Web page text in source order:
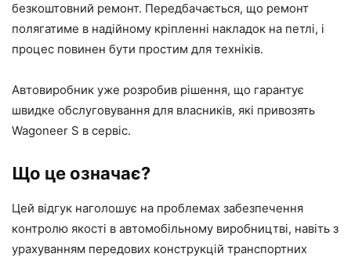
безкоштовний ремонт. Передбачається, що ремонт
полягатиме в надійному кріпленні накладок на петлі, і
процес повинен бути простим для техніків.
Автовиробник уже розробив рішення, що гарантує
швидке обслуговування для власників, які привозять
Wagoneer S в сервіс.
Що це означає?
Цей відгук наголошує на проблемах забезпечення
контролю якості в автомобільному виробництві, навіть з
урахуванням передових конструкцій транспортних